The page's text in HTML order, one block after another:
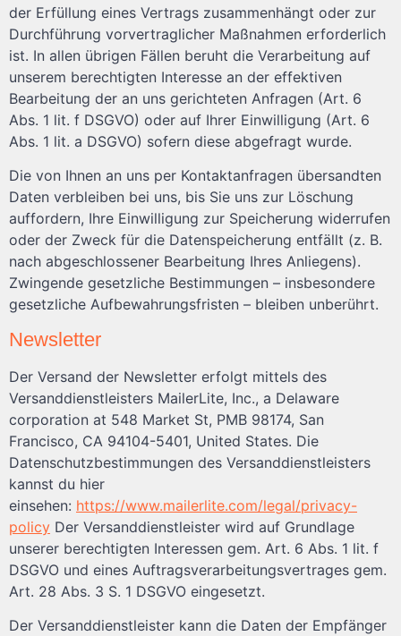
der Erfüllung eines Vertrags zusammenhängt oder zur
Durchführung vorvertraglicher Maßnahmen erforderlich
ist. In allen übrigen Fällen beruht die Verarbeitung auf
unserem berechtigten Interesse an der effektiven
Bearbeitung der an uns gerichteten Anfragen (Art. 6
Abs. 1 lit. f DSGVO) oder auf Ihrer Einwilligung (Art. 6
Abs. 1 lit. a DSGVO) sofern diese abgefragt wurde.
Die von Ihnen an uns per Kontaktanfragen übersandten
Daten verbleiben bei uns, bis Sie uns zur Löschung
auffordern, Ihre Einwilligung zur Speicherung widerrufen
oder der Zweck für die Datenspeicherung entfällt (z. B.
nach abgeschlossener Bearbeitung Ihres Anliegens).
Zwingende gesetzliche Bestimmungen – insbesondere
gesetzliche Aufbewahrungsfristen – bleiben unberührt.
Newsletter
Der Versand der Newsletter erfolgt mittels des
Versanddienstleisters MailerLite, Inc., a Delaware
corporation at 548 Market St, PMB 98174, San
Francisco, CA 94104-5401, United States. Die
Datenschutzbestimmungen des Versanddienstleisters
kannst du hier
einsehen: https://www.mailerlite.com/legal/privacy-
policy Der Versanddienstleister wird auf Grundlage
unserer berechtigten Interessen gem. Art. 6 Abs. 1 lit. f
DSGVO und eines Auftragsverarbeitungsvertrages gem.
Art. 28 Abs. 3 S. 1 DSGVO eingesetzt.
Der Versanddienstleister kann die Daten der Empfänger